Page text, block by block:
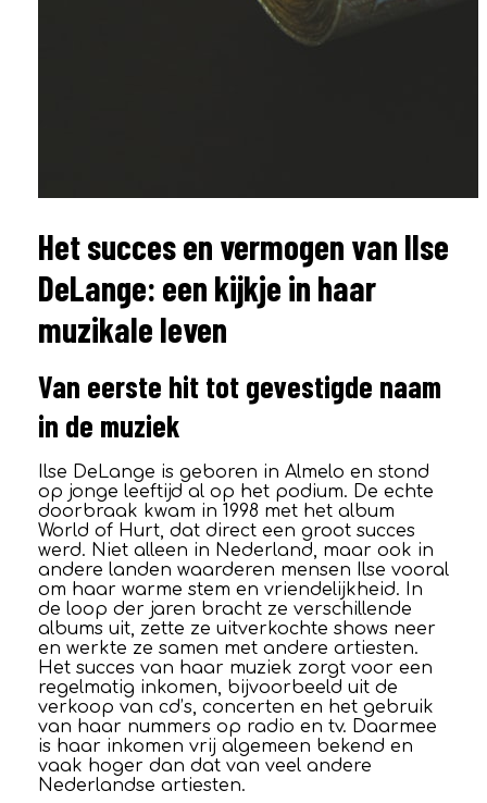
Het succes en vermogen van Ilse
DeLange: een kijkje in haar
muzikale leven
Van eerste hit tot gevestigde naam
in de muziek
Ilse DeLange is geboren in Almelo en stond
op jonge leeftijd al op het podium. De echte
doorbraak kwam in 1998 met het album
World of Hurt, dat direct een groot succes
werd. Niet alleen in Nederland, maar ook in
andere landen waarderen mensen Ilse vooral
om haar warme stem en vriendelijkheid. In
de loop der jaren bracht ze verschillende
albums uit, zette ze uitverkochte shows neer
en werkte ze samen met andere artiesten.
Het succes van haar muziek zorgt voor een
regelmatig inkomen, bijvoorbeeld uit de
verkoop van cd’s, concerten en het gebruik
van haar nummers op radio en tv. Daarmee
is haar inkomen vrij algemeen bekend en
vaak hoger dan dat van veel andere
Nederlandse artiesten.